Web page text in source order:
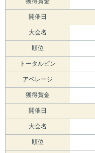
開催日
大会名
順位
トータルピン
アベレージ
獲得賞金
開催日
大会名
順位